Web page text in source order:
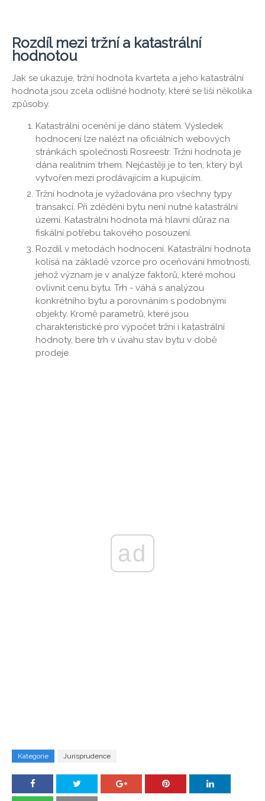
Rozdíl mezi tržní a katastrální
hodnotou
Jak se ukazuje, tržní hodnota kvarteta a jeho katastrální
hodnota jsou zcela odlišné hodnoty, které se liší několika
způsoby.
Katastrální ocenění je dáno státem. Výsledek
hodnocení lze nalézt na oficiálních webových
stránkách společnosti Rosreestr. Tržní hodnota je
dána realitním trhem. Nejčastěji je to ten, který byl
vytvořen mezi prodávajícím a kupujícím.
Tržní hodnota je vyžadována pro všechny typy
transakcí. Při zdědění bytu není nutné katastrální
území. Katastrální hodnota má hlavní důraz na
fiskální potřebu takového posouzení.
Rozdíl v metodách hodnocení. Katastrální hodnota
kolísá na základě vzorce pro oceňování hmotností,
jehož význam je v analýze faktorů, které mohou
ovlivnit cenu bytu. Trh - váhá s analýzou
konkrétního bytu a porovnáním s podobnými
objekty. Kromě parametrů, které jsou
charakteristické pro výpočet tržní i katastrální
hodnoty, bere trh v úvahu stav bytu v době
prodeje.
ad
Kategorie Jurisprudence